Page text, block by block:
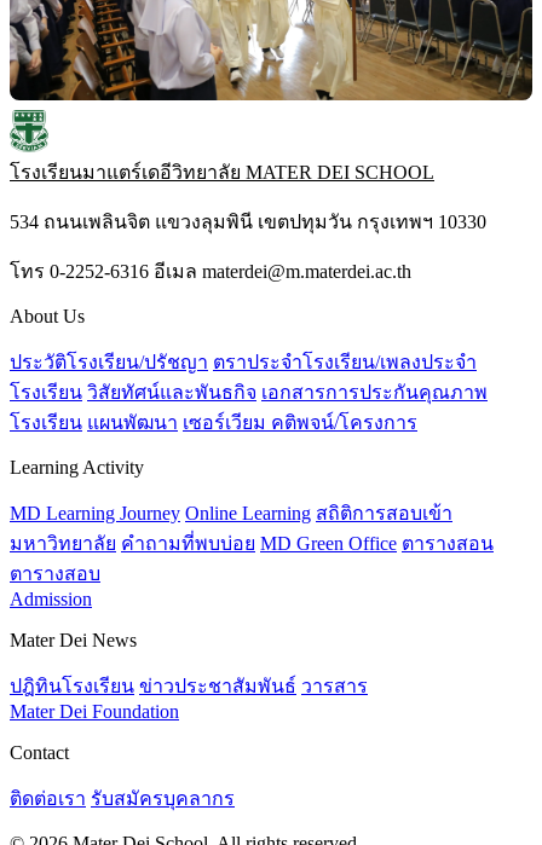
โรงเรียนมาแตร์เดอีวิทยาลัย MATER DEI SCHOOL
534 ถนนเพลินจิต แขวงลุมพินี เขตปทุมวัน กรุงเทพฯ 10330
โทร 0-2252-6316 อีเมล materdei@m.materdei.ac.th
About Us
ประวัติโรงเรียน/ปรัชญา ตราประจำโรงเรียน/เพลงประจำ
โรงเรียน วิสัยทัศน์และพันธกิจ เอกสารการประกันคุณภาพ
โรงเรียน แผนพัฒนา เซอร์เวียม คติพจน์/โครงการ
Learning Activity
MD Learning Journey Online Learning สถิติการสอบเข้า
มหาวิทยาลัย คำถามที่พบบ่อย MD Green Office ตารางสอน
ตารางสอบ
Admission
Mater Dei News
ปฎิทินโรงเรียน ข่าวประชาสัมพันธ์ วารสาร
Mater Dei Foundation
Contact
ติดต่อเรา รับสมัครบุคลากร